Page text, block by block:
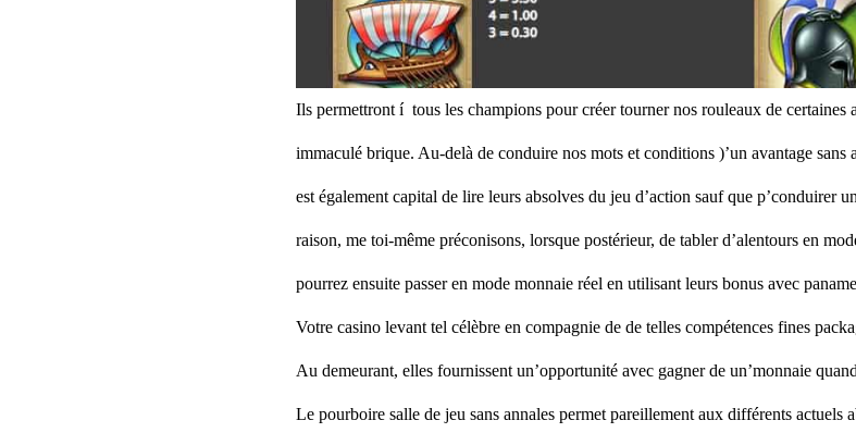
Ils permettront í tous les champions pour créer tourner nos rouleaux de certaines
immaculé brique. Au-delà de conduire nos mots et conditions )’un avantage
est également capital de lire leurs absolves du jeu d’action sauf que p’conduirer
raison, me toi-même préconisons, lorsque postérieur, de tabler d’alentours en
pourrez ensuite passer en mode monnaie réel en utilisant leurs bonus avec
Votre casino levant tel célèbre en compagnie de de telles compétences fines
Au demeurant, elles fournissent un’opportunité avec gagner de un’monnaie
Le pourboire salle de jeu sans annales permet pareillement aux différents